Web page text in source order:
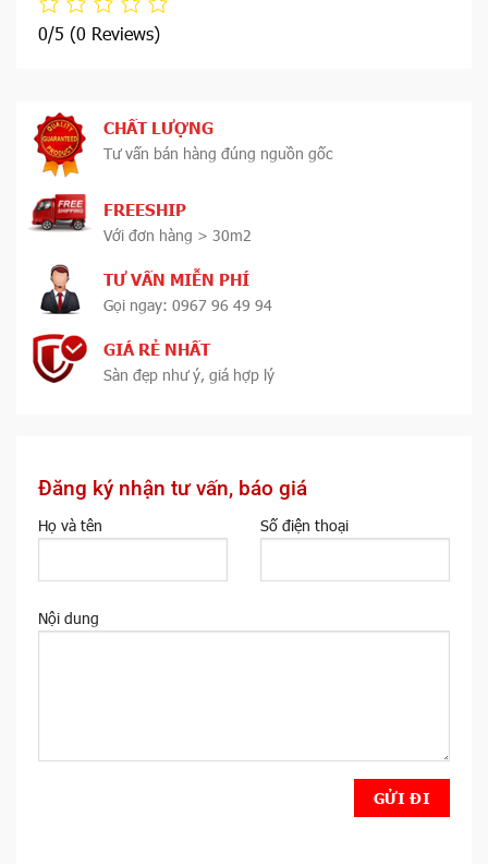
0/5 (0 Reviews)
CHẤT LƯỢNG
Tư vấn bán hàng đúng nguồn gốc
FREESHIP
Với đơn hàng > 30m2
TƯ VẤN MIỄN PHÍ
Gọi ngay: 0967 96 49 94
GIÁ RẺ NHẤT
Sàn đẹp như ý, giá hợp lý
Đăng ký nhận tư vấn, báo giá
Họ và tên Số điện thoại
Nội dung